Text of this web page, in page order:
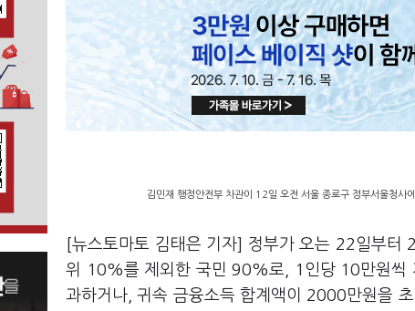
김민재 행정안전부 차관이 12일 오전 서울 종로구 정부서울청
[뉴스토마토 김태은 기자] 정부가 오는 22일부터
위 10%를 제외한 국민 90%로, 1인당 10만원씩
과하거나, 귀속 금융소득 합계액이 2000만원을